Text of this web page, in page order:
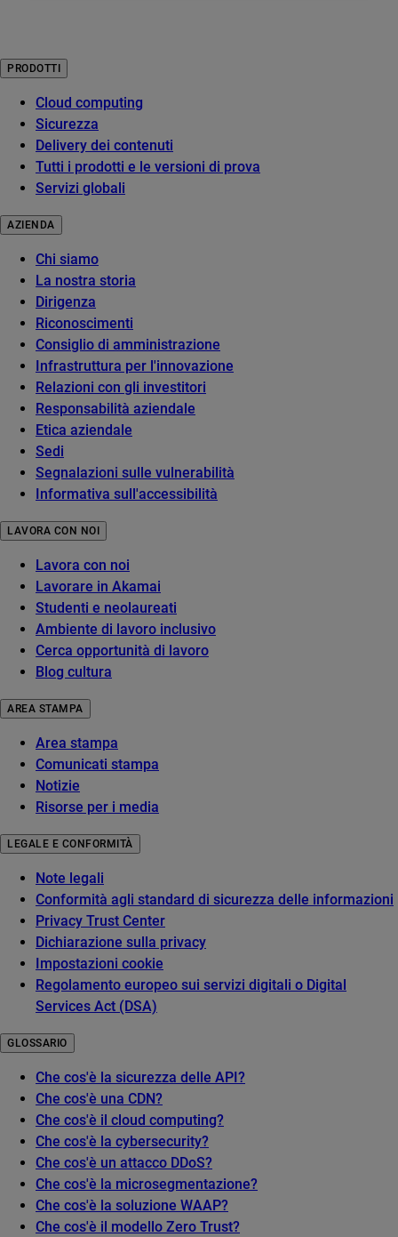
PRODOTTI
Cloud computing
Sicurezza
Delivery dei contenuti
Tutti i prodotti e le versioni di prova
Servizi globali
AZIENDA
Chi siamo
La nostra storia
Dirigenza
Riconoscimenti
Consiglio di amministrazione
Infrastruttura per l'innovazione
Relazioni con gli investitori
Responsabilità aziendale
Etica aziendale
Sedi
Segnalazioni sulle vulnerabilità
Informativa sull'accessibilità
LAVORA CON NOI
Lavora con noi
Lavorare in Akamai
Studenti e neolaureati
Ambiente di lavoro inclusivo
Cerca opportunità di lavoro
Blog cultura
AREA STAMPA
Area stampa
Comunicati stampa
Notizie
Risorse per i media
LEGALE E CONFORMITÀ
Note legali
Conformità agli standard di sicurezza delle informazioni
Privacy Trust Center
Dichiarazione sulla privacy
Impostazioni cookie
Regolamento europeo sui servizi digitali o Digital
Services Act (DSA)
GLOSSARIO
Che cos'è la sicurezza delle API?
Che cos'è una CDN?
Che cos'è il cloud computing?
Che cos'è la cybersecurity?
Che cos'è un attacco DDoS?
Che cos'è la microsegmentazione?
Che cos'è la soluzione WAAP?
Che cos'è il modello Zero Trust?